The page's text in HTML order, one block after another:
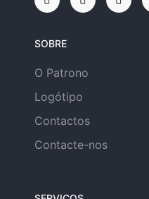
SOBRE
O Patrono
Logótipo
Contactos
Contacte-nos